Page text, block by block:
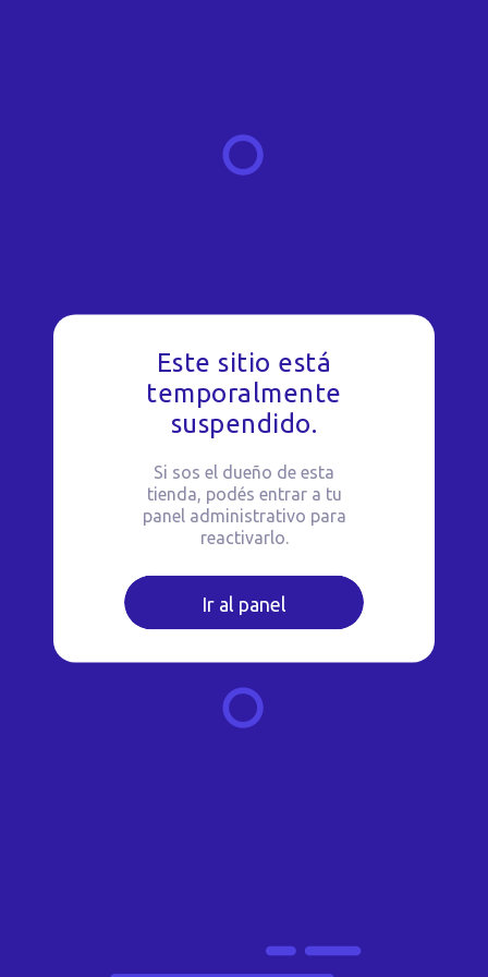
Este sitio está
temporalmente
suspendido.
Si sos el dueño de esta
tienda, podés entrar a tu
panel administrativo para
reactivarlo.
Ir al panel